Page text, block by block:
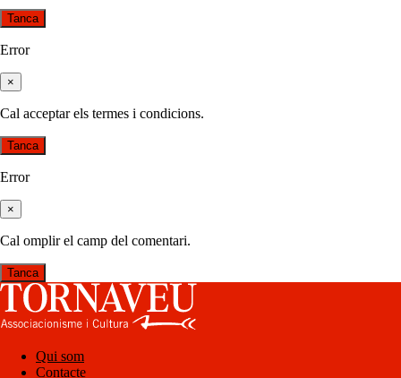
Tanca
Error
×
Cal acceptar els termes i condicions.
Tanca
Error
×
Cal omplir el camp del comentari.
Tanca
Qui som
Contacte